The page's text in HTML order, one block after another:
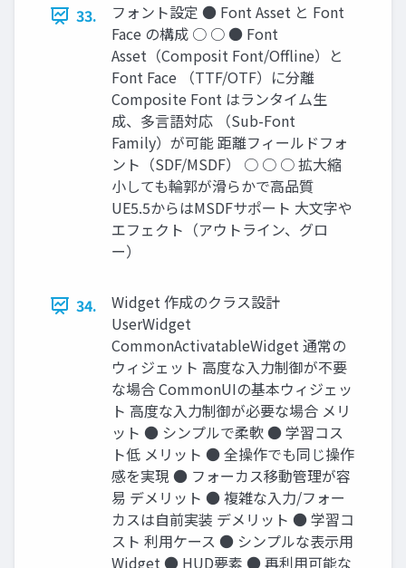
33.
フォント設定 ● Font Asset と Font
Face の構成 ○ ○ ● Font
Asset（Composit Font/Oﬄine）と
Font Face （TTF/OTF）に分離
Composite Font はランタイム生
成、多言語対応 （Sub-Font
Family）が可能 距離フィールドフォ
ント（SDF/MSDF） ○ ○ ○ 拡大縮
小しても輪郭が滑らかで高品質
UE5.5からはMSDFサポート 大文字や
エフェクト（アウトライン、グロ
ー）
34.
Widget 作成のクラス設計
UserWidget
CommonActivatableWidget 通常の
ウィジェット 高度な入力制御が不要
な場合 CommonUIの基本ウィジェッ
ト 高度な入力制御が必要な場合 メリ
ット ● シンプルで柔軟 ● 学習コス
ト低 メリット ● 全操作でも同じ操作
感を実現 ● フォーカス移動管理が容
易 デメリット ● 複雑な入力/フォー
カスは自前実装 デメリット ● 学習コ
スト 利用ケース ● シンプルな表示用
Widget ● HUD要素 ● 再利用可能な